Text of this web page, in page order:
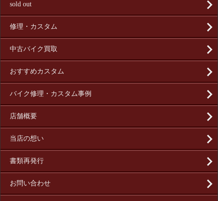
sold out
修理・カスタム
中古バイク買取
おすすめカスタム
バイク修理・カスタム事例
店舗概要
当店の想い
書類再発行
お問い合わせ